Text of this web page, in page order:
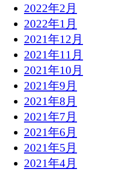
2022年2月
2022年1月
2021年12月
2021年11月
2021年10月
2021年9月
2021年8月
2021年7月
2021年6月
2021年5月
2021年4月